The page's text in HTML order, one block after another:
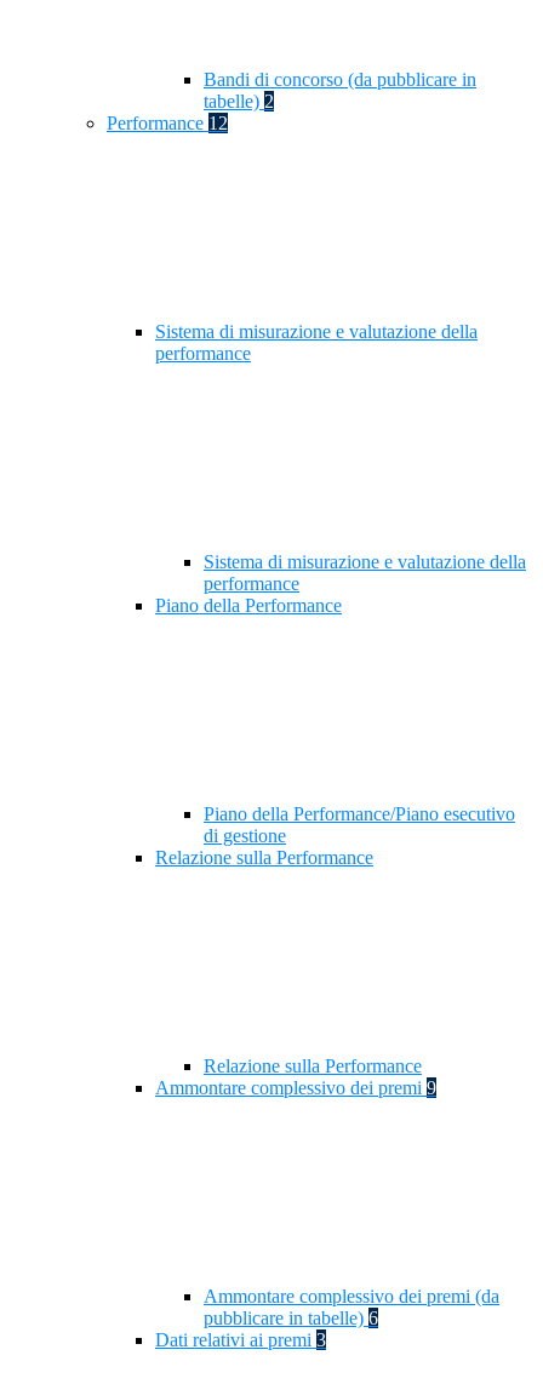
Bandi di concorso (da pubblicare in
tabelle) 2
Performance 12
Sistema di misurazione e valutazione della
performance
Sistema di misurazione e valutazione della
performance
Piano della Performance
Piano della Performance/Piano esecutivo
di gestione
Relazione sulla Performance
Relazione sulla Performance
Ammontare complessivo dei premi 9
Ammontare complessivo dei premi (da
pubblicare in tabelle) 6
Dati relativi ai premi 3